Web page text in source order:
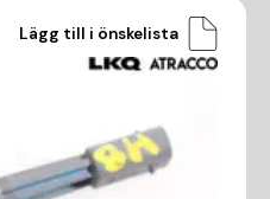
Lägg till i önskelista